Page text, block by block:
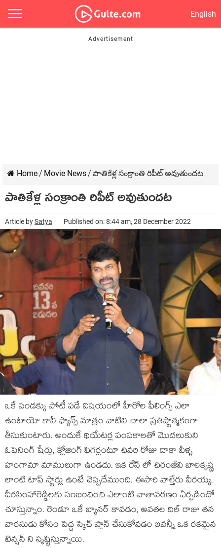
English
Home/ Movie News/ పాతికేళ్ల సంక్రాంతి రిపీట్ అవుతుందట
పాతికేళ్ల సంక్రాంతి రిపీట్ అవుతుందట
Article bySatya Published on: 8:44 am, 28 December 2022
ఒకే పండక్కు పోటీ పడే విషయంలో హీరోల ఫీలింగ్స్ ఎలా
ఉంటాయో కానీ ఫ్యాన్స్ మాత్రం వాటిని చాలా ప్రతిష్టాత్మకంగా
తీసుకుంటారు. అందుకే థియేటర్ల పంపకాలతో మొదలుకుని
ఓపెనింగ్ షేర్లు, క్లోజింగ్ ఫిగర్లంటూ చివరి రోజు దాకా వీళ్ళ
హంగామా మాములుగా ఉండదు. ఇక రేస్ లో చిరంజీవి బాలకృష్ణ
లాంటి టాప్ స్టార్లు ఉంటే చెప్పదేముంది. ఈసారి వాల్తేరు వీరయ్య,
వీరసింహారెడ్డిలకు సంబంధించి ఎలాంటి వాతావరణం ఏర్పడిందో
చూస్తున్నాం. రెండూ ఒకే బ్యానర్ కావడం, అవతల దిల్ రాజు తన
వారసుడు కోసం పెద్ద స్కెచ్ ప్లాన్ చేసుకోవడం ఇవన్నీ ఒక రకమైన
టెన్షన్ ని సృష్టిస్తున్నాయి.